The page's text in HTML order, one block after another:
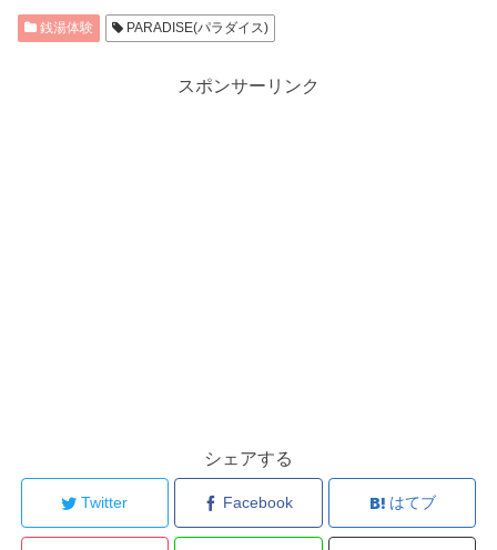
銭湯体験 PARADISE(パラダイス)
スポンサーリンク
シェアする
Twitter Facebook はてブ